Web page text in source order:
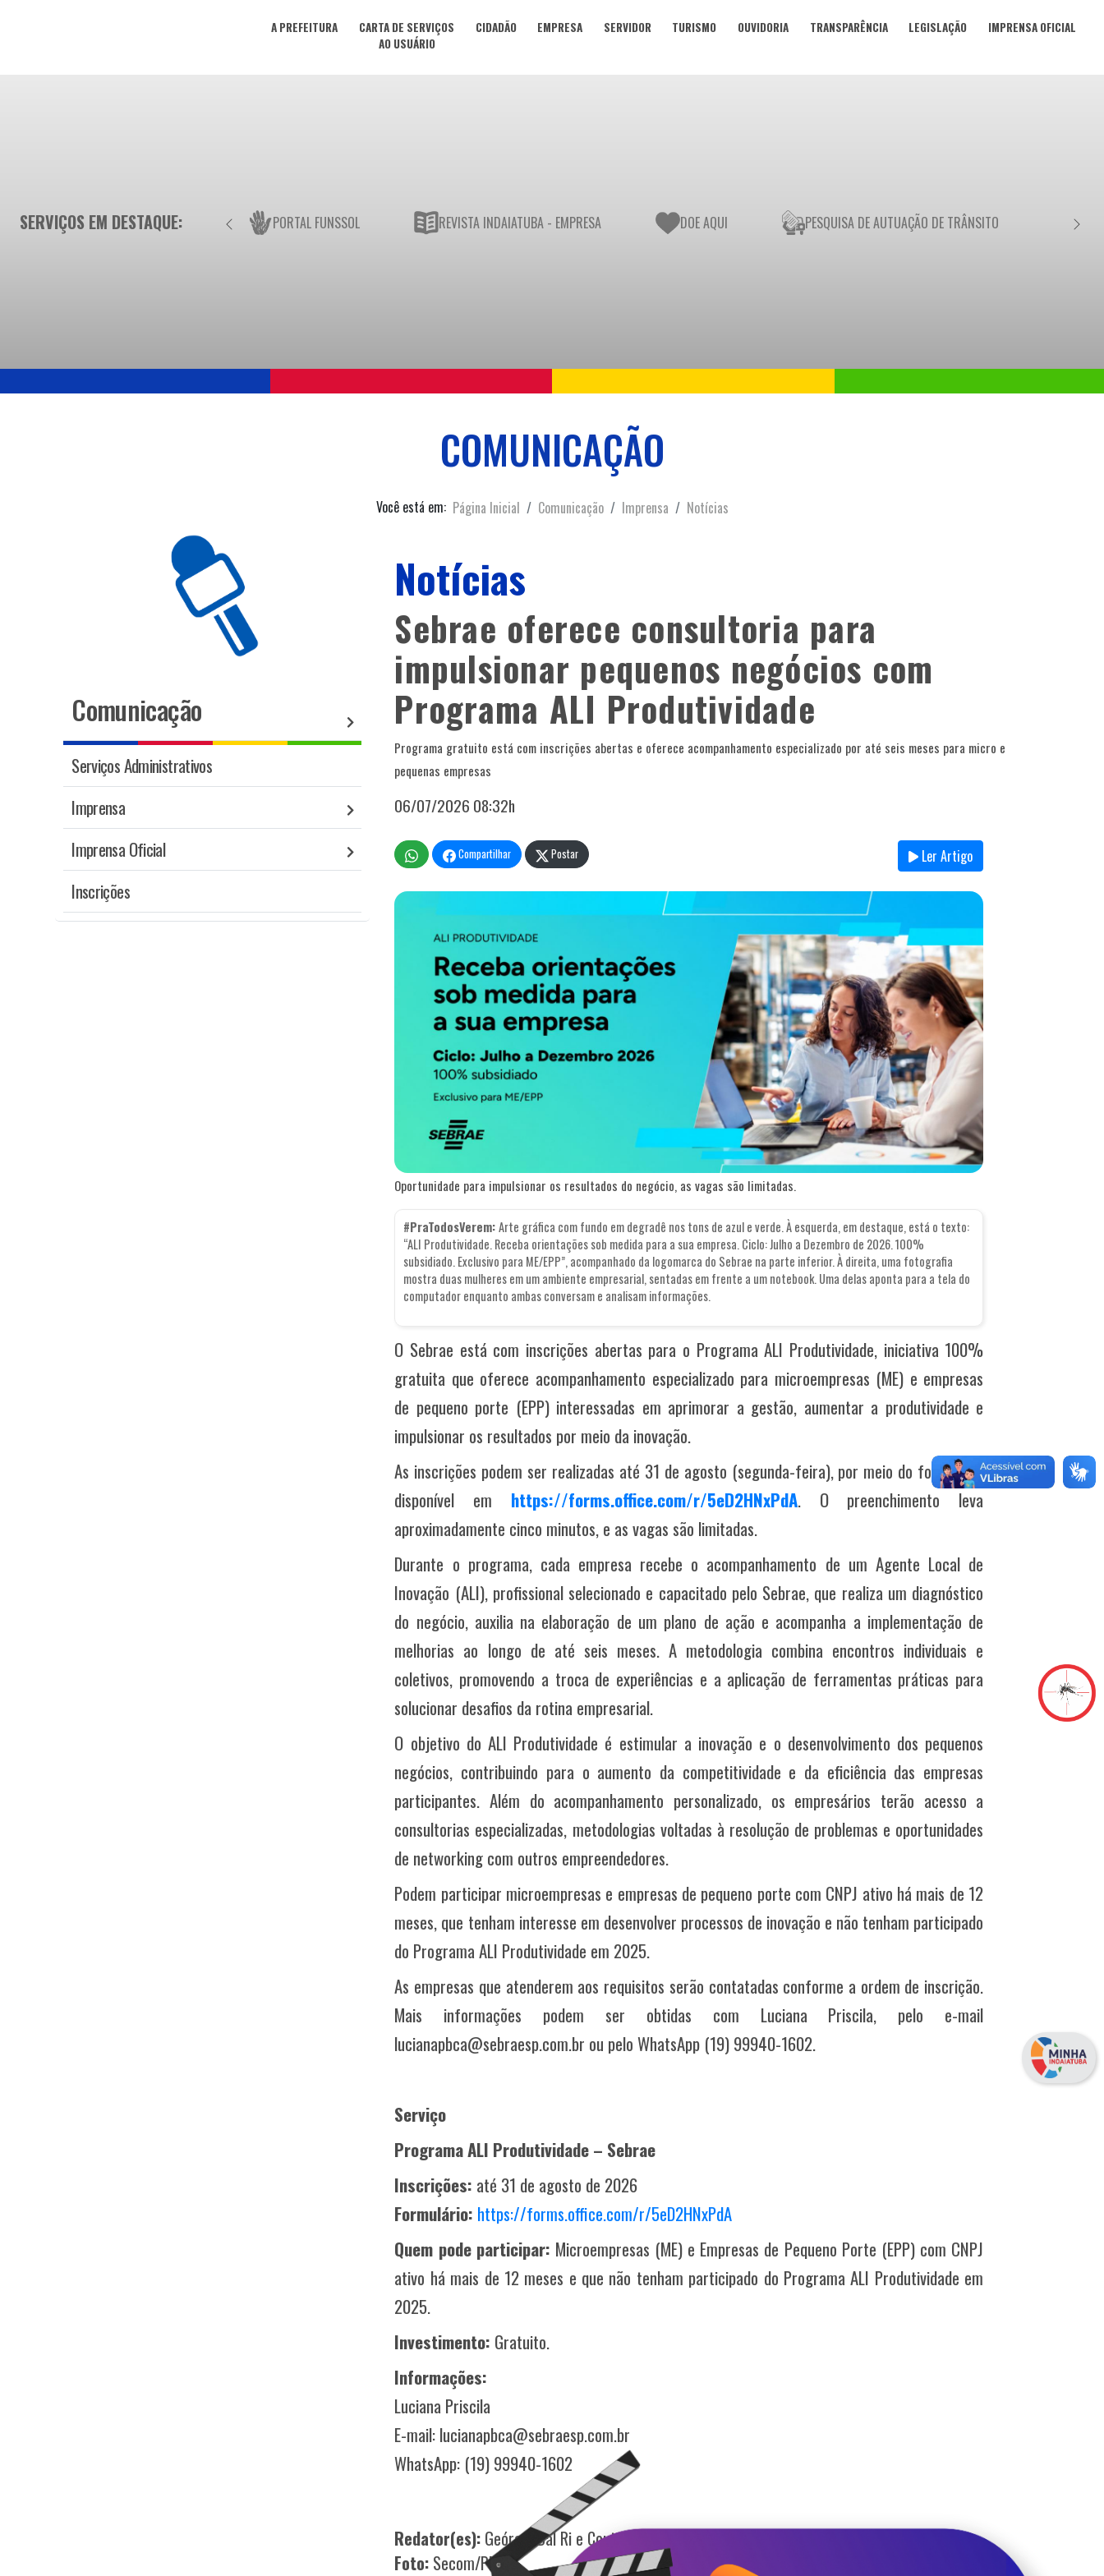
A PREFEITURA
CARTA DE SERVIÇOS
AO USUÁRIO
CIDADÃO EMPRESA SERVIDOR TURISMO OUVIDORIA TRANSPARÊNCIA LEGISLAÇÃO IMPRENSA OFICIAL
SERVIÇOS EM DESTAQUE: PORTAL FUNSSOL REVISTA INDAIATUBA - EMPRESA DOE AQUI PESQUISA DE AUTUAÇÃO DE TRÂNSITO
COMUNICAÇÃO
Você está em: Página Inicial Comunicação Imprensa Notícias
Comunicação
Serviços Administrativos
Imprensa
Imprensa Oficial
Inscrições
Notícias
Sebrae oferece consultoria para
impulsionar pequenos negócios com
Programa ALI Produtividade
Programa gratuito está com inscrições abertas e oferece acompanhamento especializado por até seis meses para micro e
pequenas empresas
06/07/2026 08:32h
Compartilhar Postar Ler Artigo
Oportunidade para impulsionar os resultados do negócio, as vagas são limitadas.
#PraTodosVerem:Arte gráfica com fundo em degradê nos tons de azul e verde. À esquerda, em destaque, está o texto:
“ALI Produtividade. Receba orientações sob medida para a sua empresa. Ciclo: Julho a Dezembro de 2026. 100%
subsidiado. Exclusivo para ME/EPP”, acompanhado da logomarca do Sebrae na parte inferior. À direita, uma fotografia
mostra duas mulheres em um ambiente empresarial, sentadas em frente a um notebook. Uma delas aponta para a tela do
computador enquanto ambas conversam e analisam informações.
O Sebrae está com inscrições abertas para o Programa ALI Produtividade, iniciativa 100%
gratuita que oferece acompanhamento especializado para microempresas (ME) e empresas
de pequeno porte (EPP) interessadas em aprimorar a gestão, aumentar a produtividade e
impulsionar os resultados por meio da inovação.
As inscrições podem ser realizadas até 31 de agosto (segunda-feira), por meio do formulário
disponível em https://forms.office.com/r/5eD2HNxPdA. O preenchimento leva
aproximadamente cinco minutos, e as vagas são limitadas.
Durante o programa, cada empresa recebe o acompanhamento de um Agente Local de
Inovação (ALI), profissional selecionado e capacitado pelo Sebrae, que realiza um diagnóstico
do negócio, auxilia na elaboração de um plano de ação e acompanha a implementação de
melhorias ao longo de até seis meses. A metodologia combina encontros individuais e
coletivos, promovendo a troca de experiências e a aplicação de ferramentas práticas para
solucionar desafios da rotina empresarial.
O objetivo do ALI Produtividade é estimular a inovação e o desenvolvimento dos pequenos
negócios, contribuindo para o aumento da competitividade e da eficiência das empresas
participantes. Além do acompanhamento personalizado, os empresários terão acesso a
consultorias especializadas, metodologias voltadas à resolução de problemas e oportunidades
de networking com outros empreendedores.
Podem participar microempresas e empresas de pequeno porte com CNPJ ativo há mais de 12
meses, que tenham interesse em desenvolver processos de inovação e não tenham participado
do Programa ALI Produtividade em 2025.
As empresas que atenderem aos requisitos serão contatadas conforme a ordem de inscrição.
Mais informações podem ser obtidas com Luciana Priscila, pelo e-mail
lucianapbca@sebraesp.com.br ou pelo WhatsApp (19) 99940-1602.
Serviço
Programa ALI Produtividade – Sebrae
Inscrições: até 31 de agosto de 2026
Formulário: https://forms.office.com/r/5eD2HNxPdA
Quem pode participar: Microempresas (ME) e Empresas de Pequeno Porte (EPP) com CNPJ
ativo há mais de 12 meses e que não tenham participado do Programa ALI Produtividade em
2025.
Investimento: Gratuito.
Informações:
Luciana Priscila
E-mail: lucianapbca@sebraesp.com.br
WhatsApp: (19) 99940-1602
Redator(es): Geórgia Dal Ri e Couto
Foto: Secom/PMI